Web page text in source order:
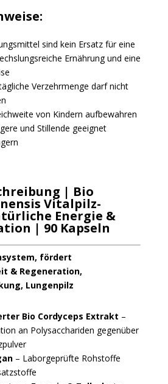
sind kein Ersatz für eine
Ernährung und eine
Verzehrmenge darf nicht
von Kindern aufbewahren
und Stillende geeignet
| Bio
Vitalpilz-
Energie &
| 90 Kapseln
fördert
& Regeneration,
Lungenpilz
Bio Cordyceps Extrakt –
an Polysacchariden gegenüber
– Laborgeprüfte Rohstoffe